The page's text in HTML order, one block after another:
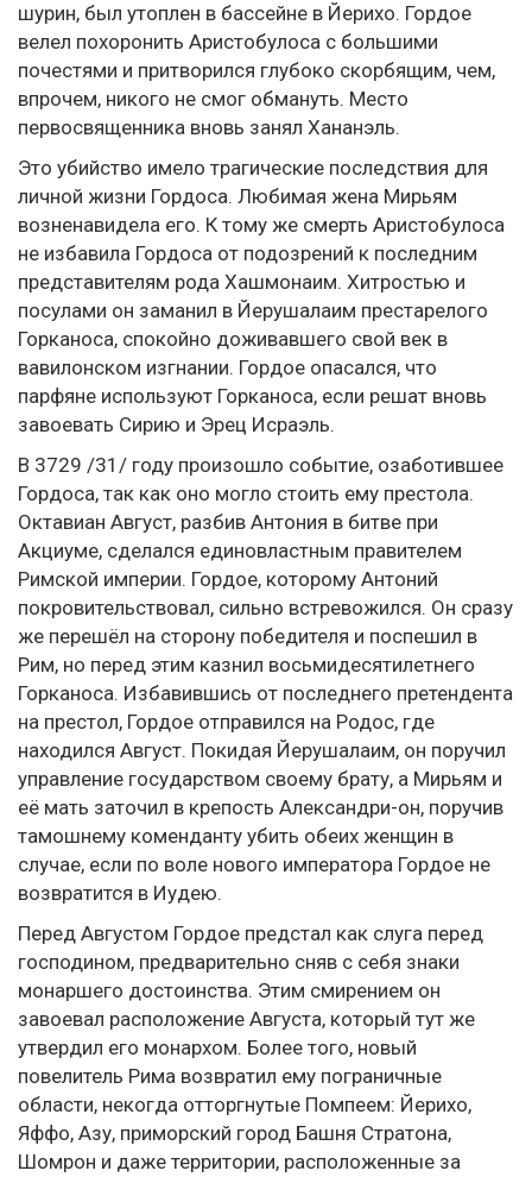
шурин, был утоплен в бассейне в Йерихо. Гордое
велел похоронить Аристобулоса с большими
почестями и притворился глубоко скорбящим, чем,
впрочем, никого не смог обмануть. Место
первосвященника вновь занял Хананэль.
Это убийство имело трагические последствия для
личной жизни Гордоса. Любимая жена Мирьям
возненавидела его. К тому же смерть Аристобулоса
не избавила Гордоса от подозрений к последним
представителям рода Хашмонаим. Хитростью и
посулами он заманил в Йерушалаим престарелого
Горканоса, спокойно доживавшего свой век в
вавилонском изгнании. Гордое опасался, что
парфяне используют Горканоса, если решат вновь
завоевать Сирию и Эрец Исраэль.
В 3729 /31/ году произошло событие, озаботившее
Гордоса, так как оно могло стоить ему престола.
Октавиан Август, разбив Антония в битве при
Акциуме, сделался единовластным правителем
Римской империи. Гордое, которому Антоний
покровительствовал, сильно встревожился. Он сразу
же перешёл на сторону победителя и поспешил в
Рим, но перед этим казнил восьмидесятилетнего
Горканоса. Избавившись от последнего претендента
на престол, Гордое отправился на Родос, где
находился Август. Покидая Йерушалаим, он поручил
управление государством своему брату, а Мирьям и
её мать заточил в крепость Александри-он, поручив
тамошнему коменданту убить обеих женщин в
случае, если по воле нового императора Гордое не
возвратится в Иудею.
Перед Августом Гордое предстал как слуга перед
господином, предварительно сняв с себя знаки
монаршего достоинства. Этим смирением он
завоевал расположение Августа, который тут же
утвердил его монархом. Более того, новый
повелитель Рима возвратил ему пограничные
области, некогда отторгнутые Помпеем: Йерихо,
Яффо, Азу, приморский город Башня Стратона,
Шомрон и даже территории, расположенные за